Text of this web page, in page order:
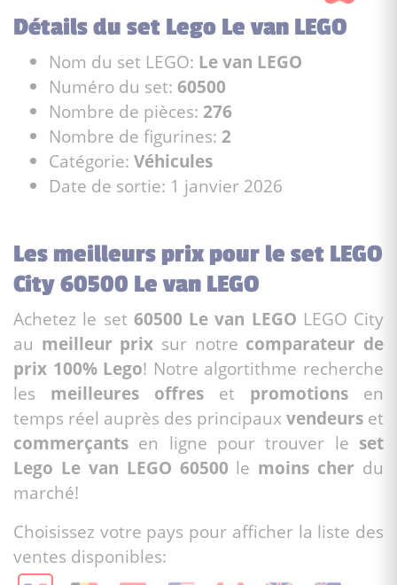
Détails du set Lego Le van LEGO
Nom du set LEGO: Le van LEGO
Numéro du set: 60500
Nombre de pièces: 276
Nombre de figurines: 2
Catégorie: Véhicules
Date de sortie: 1 janvier 2026
Les meilleurs prix pour le set LEGO
City 60500 Le van LEGO
Achetez le set 60500 Le van LEGO LEGO City
au meilleur prix sur notre comparateur de
prix 100% Lego! Notre algortithme recherche
les meilleures offres et promotions en
temps réel auprès des principaux vendeurs et
commerçants en ligne pour trouver le set
Lego Le van LEGO 60500 le moins cher du
marché!
Choisissez votre pays pour afficher la liste des
ventes disponibles: